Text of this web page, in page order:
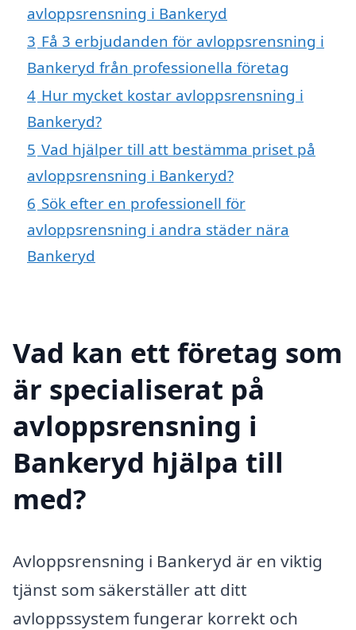
avloppsrensning i Bankeryd
3 Få 3 erbjudanden för avloppsrensning i
Bankeryd från professionella företag
4 Hur mycket kostar avloppsrensning i
Bankeryd?
5 Vad hjälper till att bestämma priset på
avloppsrensning i Bankeryd?
6 Sök efter en professionell för
avloppsrensning i andra städer nära
Bankeryd
Vad kan ett företag som
är specialiserat på
avloppsrensning i
Bankeryd hjälpa till
med?
Avloppsrensning i Bankeryd är en viktig
tjänst som säkerställer att ditt
avloppssystem fungerar korrekt och